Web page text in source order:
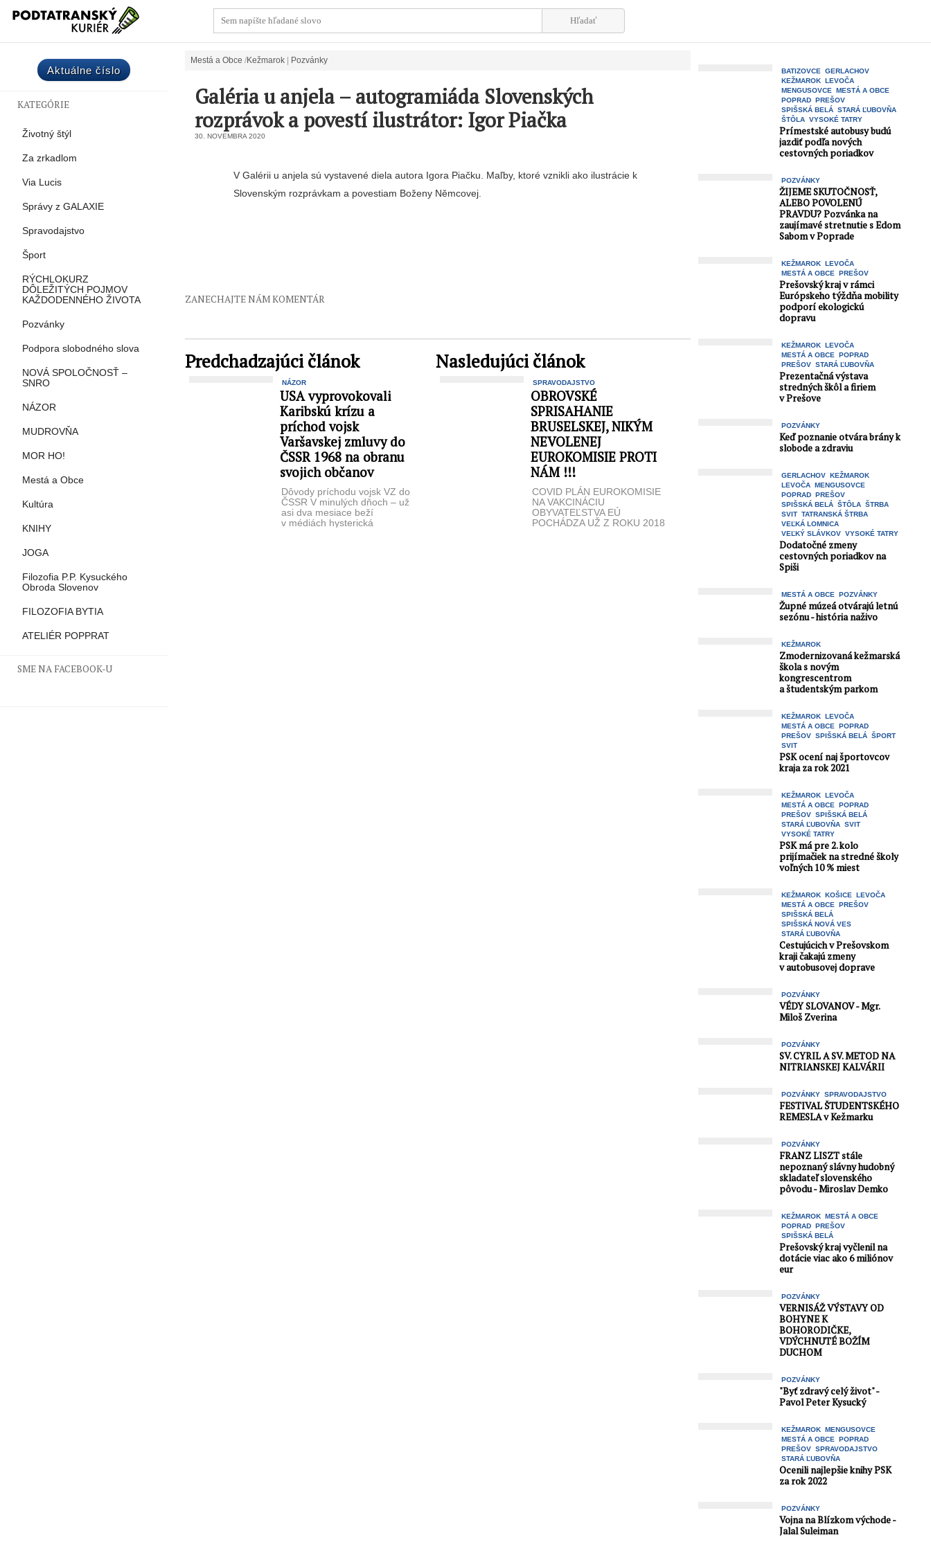
Aktuálne číslo
KATEGÓRIE
Životný štýl
Za zrkadlom
Via Lucis
Správy z GALAXIE
Spravodajstvo
Šport
RÝCHLOKURZ
DÔLEŽITÝCH POJMOV
KAŽDODENNÉHO ŽIVOTA
Pozvánky
Podpora slobodného slova
NOVÁ SPOLOČNOSŤ –
SNRO
NÁZOR
MUDROVŇA
MOR HO!
Mestá a Obce
Kultúra
KNIHY
JOGA
Filozofia P.P. Kysuckého
Obroda Slovenov
FILOZOFIA BYTIA
ATELIÉR POPPRAT
SME NA FACEBOOK-U
Mestá a Obce Kežmarok Pozvánky
Galéria u anjela – autogramiáda Slovenských
rozprávok a povestí ilustrátor: Igor Piačka
30. NOVEMBRA 2020
V Galérii u anjela sú vystavené diela autora Igora Piačku. Maľby, ktoré vznikli ako ilustrácie k
Slovenským rozprávkam a povestiam Boženy Němcovej.
ZANECHAJTE NÁM KOMENTÁR
Predchadzajúci článok
NÁZOR
USA vyprovokovali
Karibskú krízu a
príchod vojsk
Varšavskej zmluvy do
ČSSR 1968 na obranu
svojich občanov
Dôvody príchodu vojsk VZ do
ČSSR V minulých dňoch – už
asi dva mesiace beží
v médiách hysterická
Nasledujúci článok
SPRAVODAJSTVO
OBROVSKÉ
SPRISAHANIE
BRUSELSKEJ, NIKÝM
NEVOLENEJ
EUROKOMISIE PROTI
NÁM !!!
COVID PLÁN EUROKOMISIE
NA VAKCINÁCIU
OBYVATEĽSTVA EÚ
POCHÁDZA UŽ Z ROKU 2018
BATIZOVCE
GERLACHOV
KEŽMAROK LEVOČA
MENGUSOVCE
MESTÁ A OBCE
POPRAD PREŠOV
SPIŠSKÁ BELÁ STARÁ ĽUBOVŇA
ŠTÔLA VYSOKÉ TATRY
Prímestské autobusy budú
jazdiť podľa nových
cestovných poriadkov
POZVÁNKY
ŽIJEME SKUTOČNOSŤ,
ALEBO POVOLENÚ
PRAVDU? Pozvánka na
zaujímavé stretnutie s Edom
Sabom v Poprade
KEŽMAROK LEVOČA
MESTÁ A OBCE
PREŠOV
Prešovský kraj v rámci
Európskeho týždňa mobility
podporí ekologickú
dopravu
KEŽMAROK LEVOČA
MESTÁ A OBCE
POPRAD
PREŠOV STARÁ ĽUBOVŇA
Prezentačná výstava
stredných škôl a firiem
v Prešove
POZVÁNKY
Keď poznanie otvára brány k
slobode a zdraviu
GERLACHOV KEŽMAROK
LEVOČA MENGUSOVCE
POPRAD PREŠOV
SPIŠSKÁ BELÁ ŠTÔLA ŠTRBA
SVIT TATRANSKÁ ŠTRBA
VEĽKÁ LOMNICA
VEĽKÝ SLÁVKOV VYSOKÉ TATRY
Dodatočné zmeny
cestovných poriadkov na
Spiši
MESTÁ A OBCE POZVÁNKY
Župné múzeá otvárajú letnú
sezónu - história naživo
KEŽMAROK
Zmodernizovaná kežmarská
škola s novým
kongrescentrom
a študentským parkom
KEŽMAROK LEVOČA
MESTÁ A OBCE
POPRAD
PREŠOV SPIŠSKÁ BELÁ ŠPORT
SVIT
PSK ocení naj športovcov
kraja za rok 2021
KEŽMAROK LEVOČA
MESTÁ A OBCE
POPRAD
PREŠOV SPIŠSKÁ BELÁ
STARÁ ĽUBOVŇA SVIT
VYSOKÉ TATRY
PSK má pre 2. kolo
prijímačiek na stredné školy
voľných 10 % miest
KEŽMAROK KOŠICE
LEVOČA
MESTÁ A OBCE
PREŠOV
SPIŠSKÁ BELÁ
SPIŠSKÁ NOVÁ VES
STARÁ ĽUBOVŇA
Cestujúcich v Prešovskom
kraji čakajú zmeny
v autobusovej doprave
POZVÁNKY
VÉDY SLOVANOV - Mgr.
Miloš Zverina
POZVÁNKY
SV. CYRIL A SV. METOD NA
NITRIANSKEJ KALVÁRII
POZVÁNKY SPRAVODAJSTVO
FESTIVAL ŠTUDENTSKÉHO
REMESLA v Kežmarku
POZVÁNKY
FRANZ LISZT stále
nepoznaný slávny hudobný
skladateľ slovenského
pôvodu - Miroslav Demko
KEŽMAROK MESTÁ A OBCE
POPRAD PREŠOV
SPIŠSKÁ BELÁ
Prešovský kraj vyčlenil na
dotácie viac ako 6 miliónov
eur
POZVÁNKY
VERNISÁŽ VÝSTAVY OD
BOHYNE K
BOHORODIČKE,
VDÝCHNUTÉ BOŽÍM
DUCHOM
POZVÁNKY
"Byť zdravý celý život" -
Pavol Peter Kysucký
KEŽMAROK MENGUSOVCE
MESTÁ A OBCE
POPRAD
PREŠOV SPRAVODAJSTVO
STARÁ ĽUBOVŇA
Ocenili najlepšie knihy PSK
za rok 2022
POZVÁNKY
Vojna na Blízkom východe -
Jalal Suleiman